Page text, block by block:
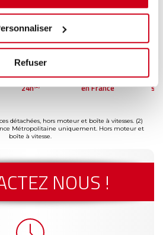
Refuser
Livraison dès
24h(2)
Reconditionné
en France
détachées, hors moteur et boîte à vitesses. (2)
Métropolitaine uniquement. Hors moteur et
boîte à vitesse.
NOUS !